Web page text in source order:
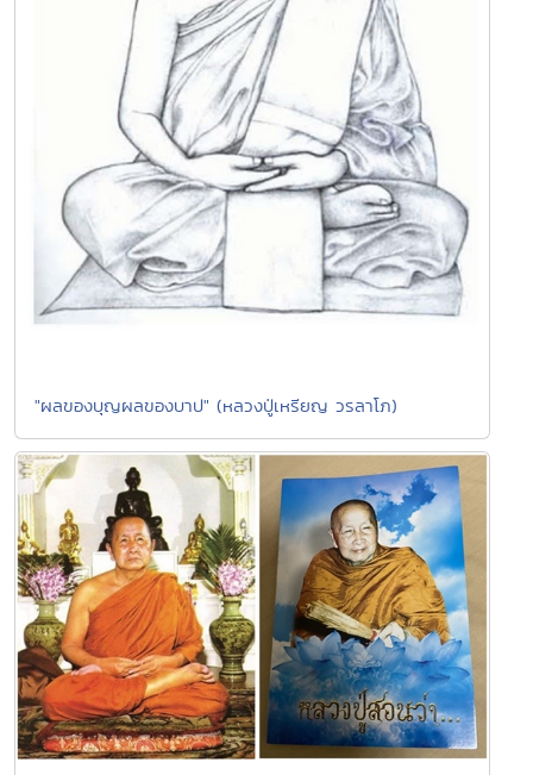
"ผลของบุญผลของบาป" (หลวงปู่เหรียญ วรลาโภ)